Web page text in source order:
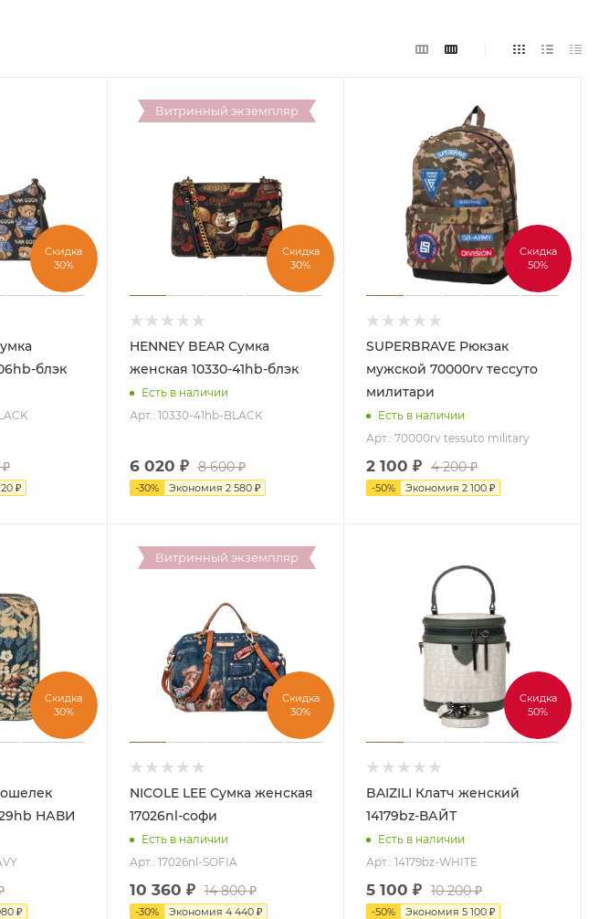
Скидка
30%
блэк
₽
Витринный экземпляр
Скидка
30%
HENNEY BEAR Сумка
женская 10330-41hb-блэк
Есть в наличии
Арт.: 10330-41hb-BLACK
6 020 ₽ 8 600₽
-30% Экономия 2 580₽
Скидка
50%
SUPERBRAVE Рюкзак
мужской 70000rv тессуто
милитари
Есть в наличии
Арт.: 70000rv tessuto military
2 100 ₽ 4 200₽
-50% Экономия2 100 ₽
Скидка
30%
НАВИ
₽
Витринный экземпляр
Скидка
30%
NICOLE LEE Сумка женская
17026nl-софи
Есть в наличии
Арт.: 17026nl-SOFIA
10 360 ₽ 14 800₽
-30% Экономия 4 440₽
Скидка
50%
BAIZILI Клатч женский
14179bz-ВАЙТ
Есть в наличии
Арт.: 14179bz-WHITE
5 100 ₽ 10 200₽
-50% Экономия5 100 ₽